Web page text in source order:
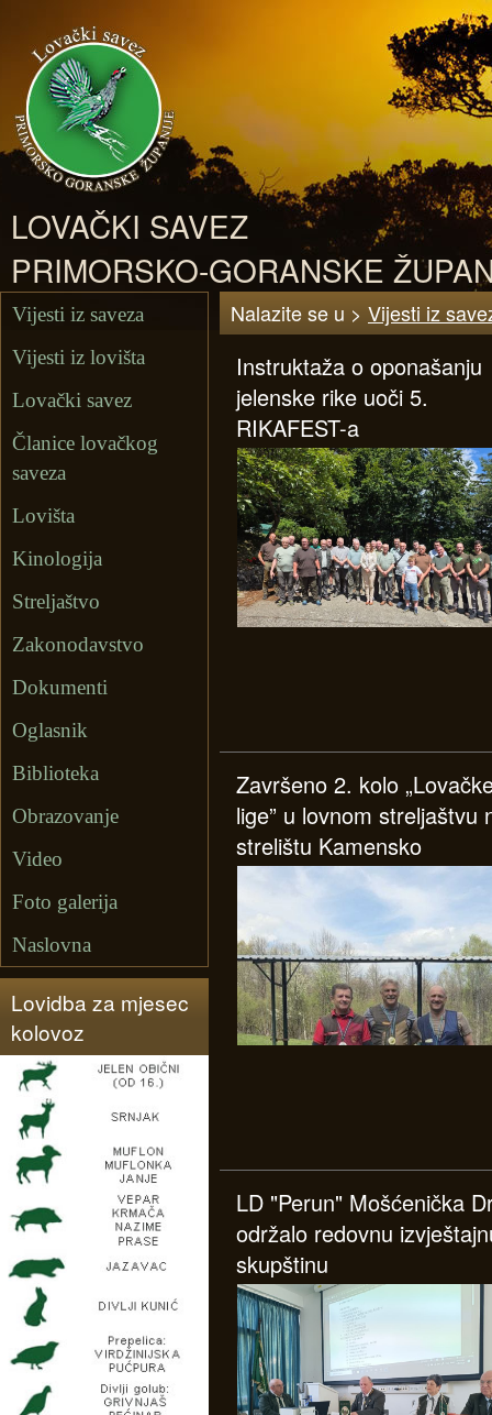
LOVAČKI SAVEZ
PRIMORSKO-GORANSKE
Vijesti iz saveza
Vijesti iz lovišta
Lovački savez
Članice lovačkog
saveza
Lovišta
Kinologija
Streljaštvo
Zakonodavstvo
Dokumenti
Oglasnik
Biblioteka
Obrazovanje
Video
Foto galerija
Naslovna
Lovidba za mjesec
kolovoz
Nalazite se u > Vijesti iz
Instruktaža o oponašanju
jelenske rike uoči 5.
RIKAFEST-a
Završeno 2. kolo
lige” u lovnom streljaštvu
strelištu Kamensko
LD "Perun" Mošćenička
održalo redovnu
skupštinu